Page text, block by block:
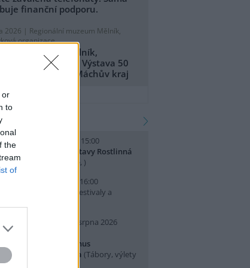
or
to
the
of
finanční podporu.
2026 | Regionální muzeum Mělník,
organizace
muzeum Mělník,
organizace: Výstava 50
Kokořínsko - Máchův kraj
tiskovou zprávu
akcí
2026 (sobota) 14:00 - 15:00
prohlídky výstavy Rostlinná
(Přednášky a diskuse, )
2026 (neděle) 10:00 - 16:00
(Festivaly a
2026 (pondělí) - 14. srpna 2026
si v Pralese - 2. turnus
letního tábora (Tábory, výlety
akce, Praha 19 )